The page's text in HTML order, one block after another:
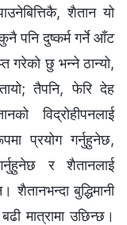
शैतान यो
पनि दुष्कर्म गर्ने आँट
गरेको छु भन्‍ने ठान्यो,
तैपनि, फेरि देह
विद्रोहीपनलाई
प्रयोग गर्नुहुनेछ,
र शैतानलाई
बुद्धिमानी
मात्रामा उछिन्छ।